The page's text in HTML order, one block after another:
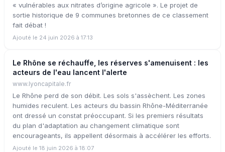
« vulnérables aux nitrates d’origine agricole ». Le projet de
sortie historique de 9 communes bretonnes de ce classement
fait débat !
Ajouté le 24 juin 2026 à 17:13
Le Rhône se réchauffe, les réserves s'amenuisent : les
acteurs de l'eau lancent l'alerte
www.lyoncapitale.fr
Le Rhône perd de son débit. Les sols s'assèchent. Les zones
humides reculent. Les acteurs du bassin Rhône-Méditerranée
ont dressé un constat préoccupant. Si les premiers résultats
du plan d'adaptation au changement climatique sont
encourageants, ils appellent désormais à accélérer les efforts.
Ajouté le 18 juin 2026 à 18:07